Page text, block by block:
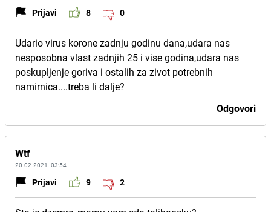
Prijavi 8 0
Udario virus korone zadnju godinu dana,udara nas
nesposobna vlast zadnjih 25 i vise godina,udara nas
poskupljenje goriva i ostalih za zivot potrebnih
namirnica....treba li dalje?
Odgovori
Wtf
20.02.2021. 03:54
Prijavi 9 2